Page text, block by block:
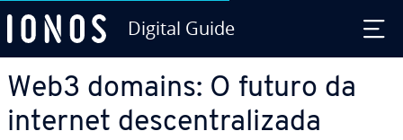
Digital Guide
Web3 domains: O futuro da
internet des­cen­tra­li­zada